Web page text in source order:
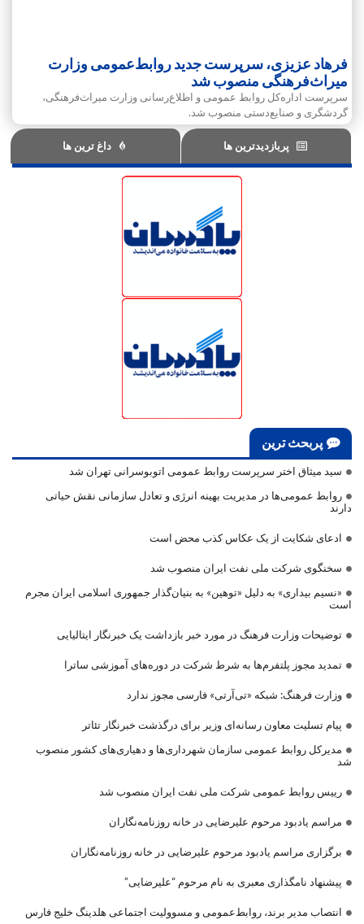
فرهاد عزیزی، سرپرست جدید روابط‌عمومی وزارت
میراث‌فرهنگی منصوب شد
سرپرست اداره‌کل روابط عمومی و اطلاع‌رسانی وزارت میراث‌فرهنگی،
گردشگری و صنایع‌دستی منصوب شد.
پربازدیدترین ها داغ ترین ها
پربحث ترین
سید میثاق اختر سرپرست روابط عمومی اتوبوسرانی تهران شد
روابط عمومی‌ها در مدیریت بهینه انرژی و تعادل سازمانی نقش حیاتی
دارند
ادعای شکایت از یک عکاس کذب محض است
سخنگوی شرکت ملی نفت ایران منصوب شد
«نسیم بیداری» به دلیل «توهین» به بنیان‌گذار جمهوری اسلامی ایران مجرم
است
توضیحات وزارت فرهنگ در مورد خبر بازداشت یک خبرنگار ایتالیایی
تمدید مجوز پلتفرم‌ها به شرط شرکت در دوره‌های آموزشی ساترا
وزارت فرهنگ: شبکه «تی‌آرتی» فارسی مجوز ندارد
پیام تسلیت معاون رسانه‌ای وزیر برای درگذشت خبرنگار تئاتر
مدیرکل روابط عمومی سازمان شهرداری‌ها و دهیاری‌های کشور منصوب
شد
رییس روابط عمومی شرکت ملی نفت ایران منصوب شد
مراسم یادبود مرحوم علیرضایی در خانه روزنامه‌نگاران
برگزاری مراسم یادبود مرحوم علیرضایی در خانه روزنامه‌نگاران
پیشنهاد نامگذاری معبری به نام مرحوم “علیرضایی”
انتصاب مدیر برند، روابط‌عمومی و مسوولیت اجتماعی هلدینگ خلیج فارس